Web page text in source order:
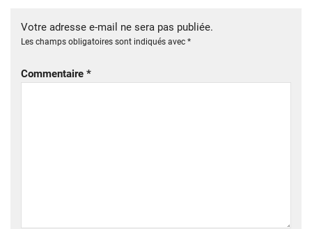
Votre adresse e-mail ne sera pas publiée.
Les champs obligatoires sont indiqués avec *
Commentaire *